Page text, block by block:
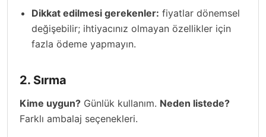
Dikkat edilmesi gerekenler: fiyatlar dönemsel
değişebilir; ihtiyacınız olmayan özellikler için
fazla ödeme yapmayın.
2. Sırma
Kime uygun? Günlük kullanım. Neden listede?
Farklı ambalaj seçenekleri.